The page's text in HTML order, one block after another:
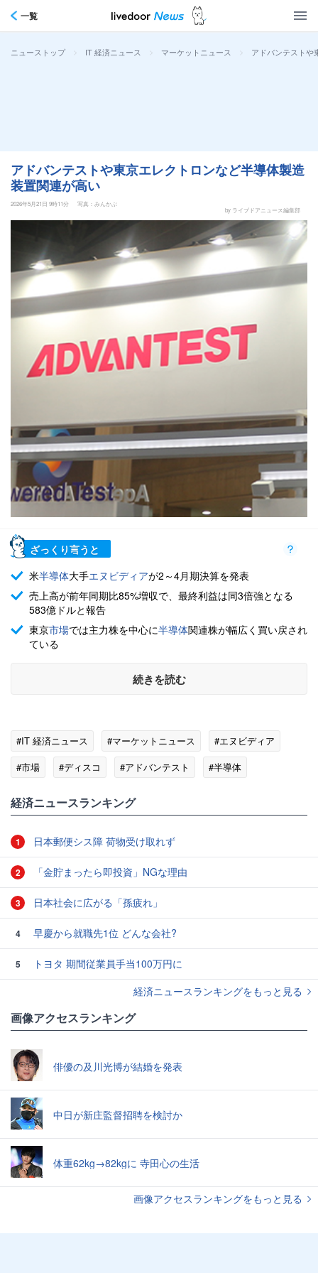
一覧
ニューストップ > IT 経済ニュース > マーケットニュース > アドバンテストや
アドバンテストや東京エレクトロンなど半導体製造
装置関連が高い
2026年5月21日 9時11分
写真：みんかぶ
by ライブドアニュース編集部
ざっくり言うと
米半導体大手エヌビディアが2～4月期決算を発表
売上高が前年同期比85%増収で、最終利益は同3倍強となる
583億ドルと報告
東京市場では主力株を中心に半導体関連株が幅広く買い戻され
ている
続きを読む
#IT 経済ニュース #マーケットニュース
#エヌビディア
#市場
#ディスコ #アドバンテスト
#半導体
経済ニュースランキング
1 日本郵便シス障 荷物受け取れず
2 「金貯まったら即投資」NGな理由
3 日本社会に広がる「孫疲れ」
4 早慶から就職先1位 どんな会社?
5
トヨタ 期間従業員手当100万円に
経済ニュースランキングをもっと見る
画像アクセスランキング
俳優の及川光博が結婚を発表
中日が新庄監督招聘を検討か
体重62kg→82kgに 寺田心の生活
画像アクセスランキングをもっと見る